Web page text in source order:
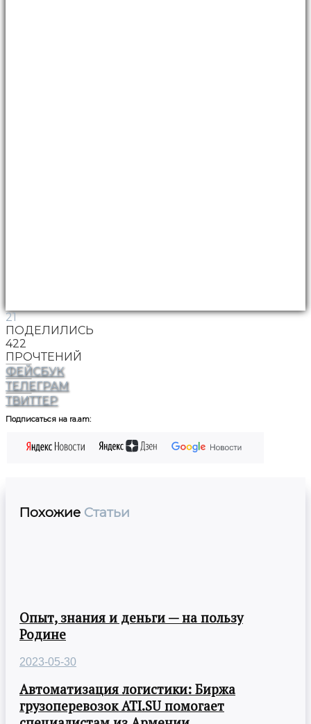
21
ПОДЕЛИЛИСЬ
422
ПРОЧТЕНИЙ
ФЕЙСБУК
ТЕЛЕГРАМ
ТВИТТЕР
Подписаться на ra.am:
Похожие Статьи
Опыт, знания и деньги — на пользу
Родине
2023-05-30
Автоматизация логистики: Биржа
грузоперевозок ATI.SU помогает